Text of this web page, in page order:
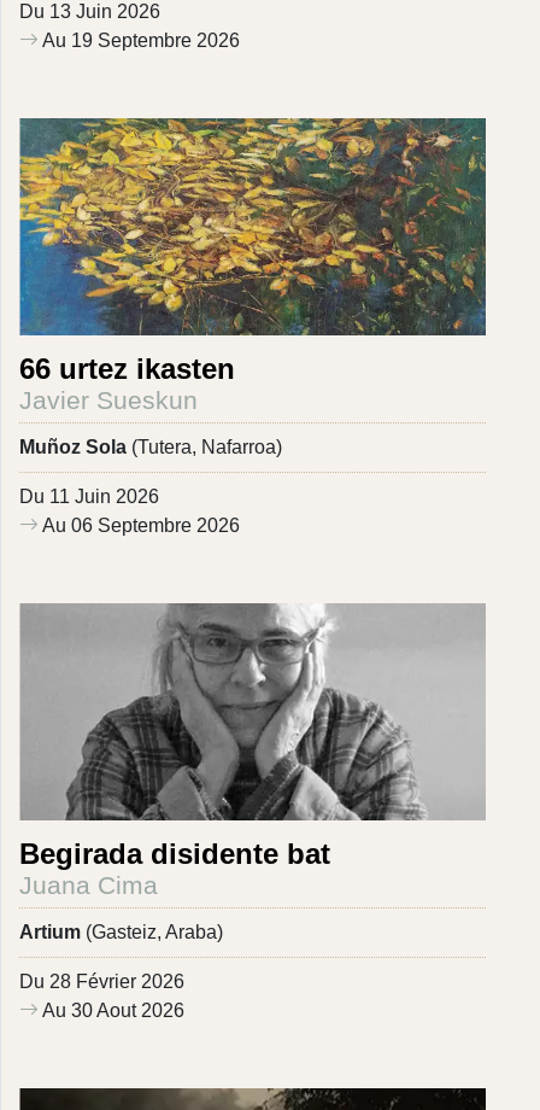
Du 13 Juin 2026
Au 19 Septembre 2026
66 urtez ikasten
Javier Sueskun
Muñoz Sola (Tutera, Nafarroa)
Du 11 Juin 2026
Au 06 Septembre 2026
Begirada disidente bat
Juana Cima
Artium (Gasteiz, Araba)
Du 28 Février 2026
Au 30 Aout 2026